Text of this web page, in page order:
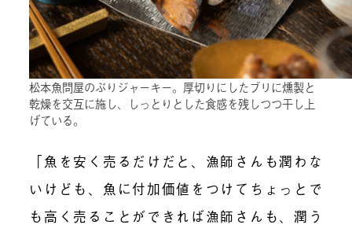
松本魚問屋のぶりジャーキー。厚切りにしたブリに燻製と
乾燥を交互に施し、しっとりとした食感を残しつつ干し上
げている。
「魚を安く売るだけだと、漁師さんも潤わな
いけども、魚に付加価値をつけてちょっとで
も高く売ることができれば漁師さんも、潤う